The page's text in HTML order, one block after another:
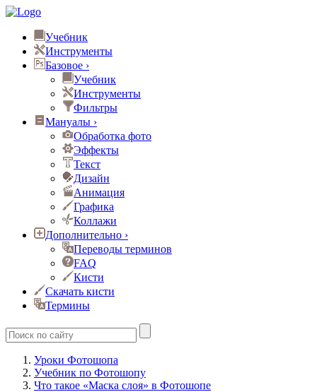
Учебник
Инструменты
Базовое ›
Учебник
Инструменты
Фильтры
Мануалы ›
Обработка фото
Эффекты
Текст
Дизайн
Анимация
Графика
Коллажи
Дополнительно ›
Переводы терминов
FAQ
Кисти
Скачать кисти
Термины
Уроки Фотошопа
Учебник по Фотошопу
Что такое «Маска слоя» в Фотошопе